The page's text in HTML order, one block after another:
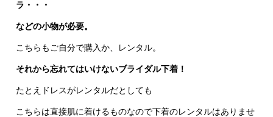
ラ・・・
などの小物が必要。
こちらもご自分で購入か、レンタル。
それから忘れてはいけないブライダル下着！
たとえドレスがレンタルだとしても
こちらは直接肌に着けるものなので下着のレンタルはありませ